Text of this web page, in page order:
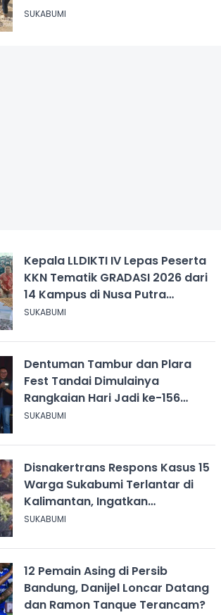
SUKABUMI
Kepala LLDIKTI IV Lepas Peserta
KKN Tematik GRADASI 2026 dari
14 Kampus di Nusa Putra
University
SUKABUMI
Dentuman Tambur dan Plara
Fest Tandai Dimulainya
Rangkaian Hari Jadi ke-156
Kabupaten Sukabumi
SUKABUMI
Disnakertrans Respons Kasus 15
Warga Sukabumi Terlantar di
Kalimantan, Ingatkan
Pentingnya Perjanjian Kerja
SUKABUMI
12 Pemain Asing di Persib
Bandung, Danijel Loncar Datang
dan Ramon Tanque Terancam?